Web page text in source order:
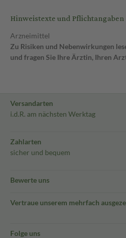
Hinweistexte und Pflichtangaben
Arzneimittel
Zu Risiken und Nebenwirkungen
und fragen Sie Ihre Ärztin, Ihren
Versandarten
i.d.R. am nächsten Werktag
Zahlarten
sicher und bequem
Bewerte uns
Vertraue unserem mehrfach
Folge uns